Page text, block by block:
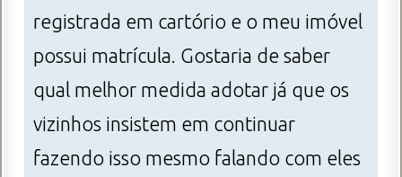
registrada em cartório e o meu imóvel
possui matrícula. Gostaria de saber
qual melhor medida adotar já que os
vizinhos insistem em continuar
fazendo isso mesmo falando com eles